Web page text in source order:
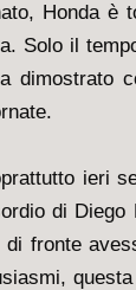
Honda è
Solo il
dimostrato
ieri
di
fronte